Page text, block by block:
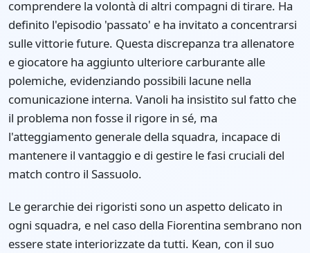
comprendere la volontà di altri compagni di tirare. Ha
definito l'episodio 'passato' e ha invitato a concentrarsi
sulle vittorie future. Questa discrepanza tra allenatore
e giocatore ha aggiunto ulteriore carburante alle
polemiche, evidenziando possibili lacune nella
comunicazione interna. Vanoli ha insistito sul fatto che
il problema non fosse il rigore in sé, ma
l'atteggiamento generale della squadra, incapace di
mantenere il vantaggio e di gestire le fasi cruciali del
match contro il Sassuolo.
Le gerarchie dei rigoristi sono un aspetto delicato in
ogni squadra, e nel caso della Fiorentina sembrano non
essere state interiorizzate da tutti. Kean, con il suo